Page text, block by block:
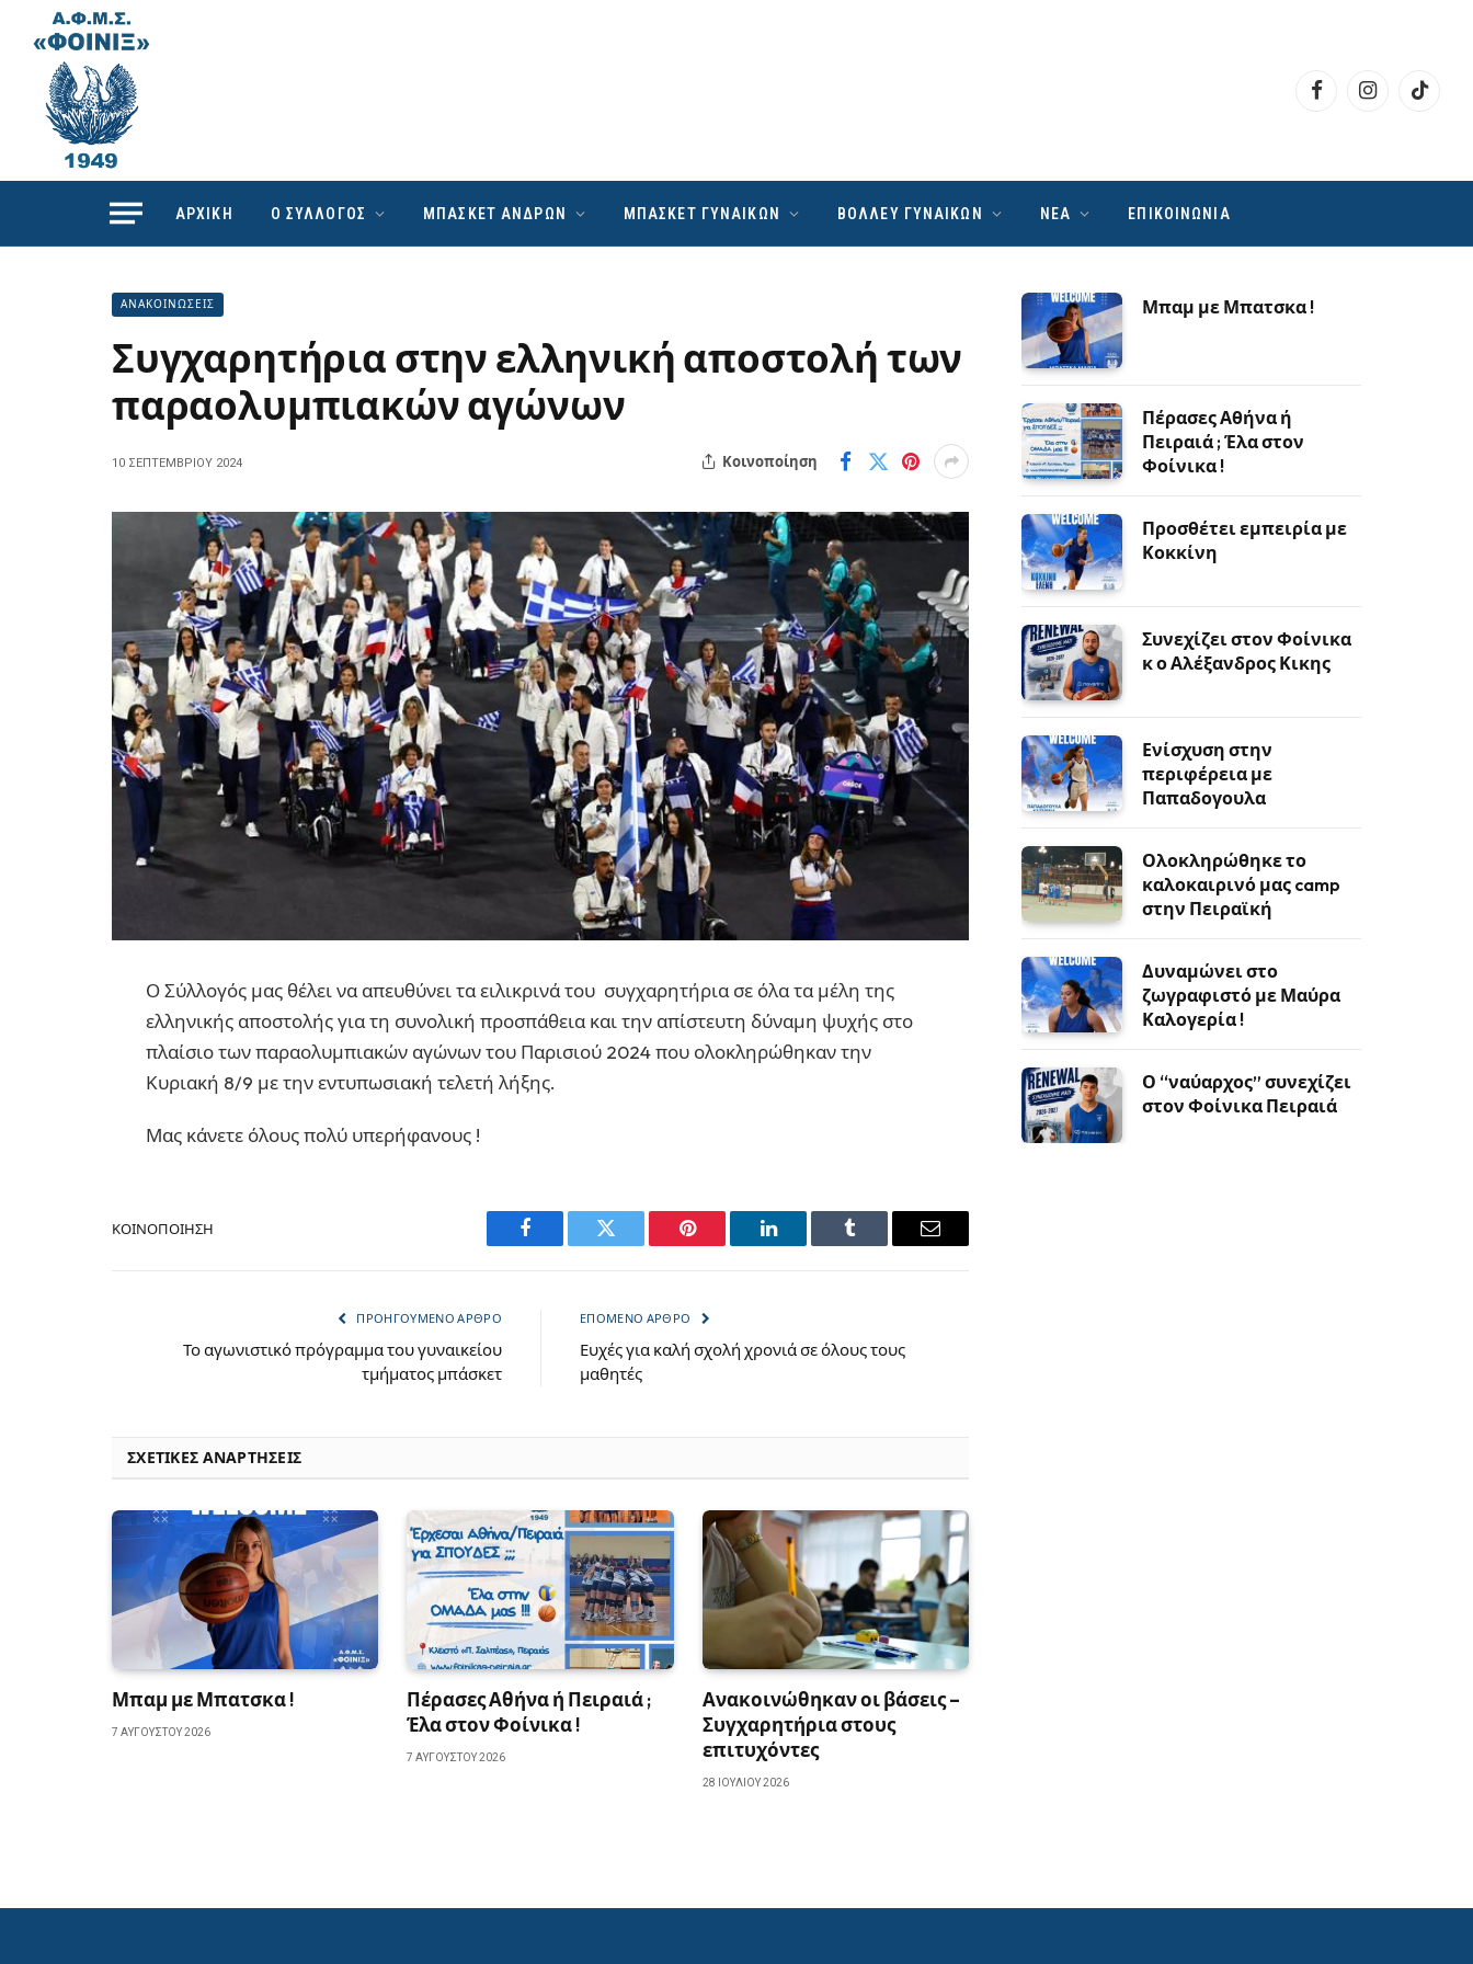
FacebookInstagramTikTok
ΑΡΧΙΚΗ Ο ΣΥΛΛΟΓΟΣ ΜΠΑΣΚΕΤ ΑΝΔΡΩΝ ΜΠΑΣΚΕΤ ΓΥΝΑΙΚΩΝ ΒΟΛΛΕΥ ΓΥΝΑΙΚΩΝ ΝΕΑ ΕΠΙΚΟΙΝΩΝΙΑ
ΑΝΑΚΟΙΝΩΣΕΙΣ
Συγχαρητήρια στην ελληνική αποστολή των
παραολυμπιακών αγώνων
10 ΣΕΠΤΕΜΒΡΊΟΥ 2024 Κοινοποίηση
Ο Σύλλογός μας θέλει να απευθύνει τα ειλικρινά του συγχαρητήρια σε όλα τα μέλη της
ελληνικής αποστολής για τη συνολική προσπάθεια και την απίστευτη δύναμη ψυχής στο
πλαίσιο των παραολυμπιακών αγώνων του Παρισιού 2024 που ολοκληρώθηκαν την
Κυριακή 8/9 με την εντυπωσιακή τελετή λήξης.
Μας κάνετε όλους πολύ υπερήφανους !
ΚΟΙΝΟΠΟΊΗΣΗ
Facebook Twitter Pinterest LinkedIn Tumblr Email
ΠΡΟΗΓΟΎΜΕΝΟ ΆΡΘΡΟ
Το αγωνιστικό πρόγραμμα του γυναικείου
τμήματος μπάσκετ
ΕΠΌΜΕΝΟ ΆΡΘΡΟ
Ευχές για καλή σχολή χρονιά σε όλους τους
μαθητές
ΣΧΕΤΙΚΈΣ ΑΝΑΡΤΉΣΕΙΣ
Μπαμ με Μπατσκα !
7 ΑΥΓΟΎΣΤΟΥ 2026
Πέρασες Αθήνα ή Πειραιά ;
Έλα στον Φοίνικα !
7 ΑΥΓΟΎΣΤΟΥ 2026
Ανακοινώθηκαν οι βάσεις –
Συγχαρητήρια στους
επιτυχόντες
28 ΙΟΥΛΊΟΥ 2026
Μπαμ με Μπατσκα !
Πέρασες Αθήνα ή
Πειραιά ; Έλα στον
Φοίνικα !
Προσθέτει εμπειρία με
Κοκκίνη
Συνεχίζει στον Φοίνικα
κ ο Αλέξανδρος Κικης
Ενίσχυση στην
περιφέρεια με
Παπαδογουλα
Ολοκληρώθηκε το
καλοκαιρινό μας camp
στην Πειραϊκή
Δυναμώνει στο
ζωγραφιστό με Μαύρα
Καλογερία !
Ο “ναύαρχος” συνεχίζει
στον Φοίνικα Πειραιά